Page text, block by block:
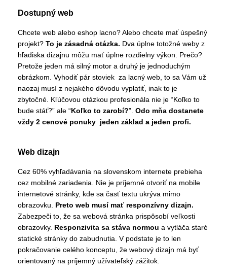
Dostupný web
Chcete web alebo eshop lacno? Alebo chcete mať úspešný
projekt? To je zásadná otázka. Dva úplne totožné weby z
hľadiska dizajnu môžu mať úplne rozdielny výkon. Prečo?
Pretože jeden má silný motor a druhý je jednoduchým
obrázkom. Vyhodiť pár stoviek za lacný web, to sa Vám už
naozaj musí z nejakého dôvodu vyplatiť, inak to je
zbytočné. Kľúčovou otázkou profesionála nie je “Koľko to
bude stáť?” ale “Koľko to zarobí?”. Odo mňa dostanete
vždy 2 cenové ponuky jeden základ a jeden profi.
Web dizajn
Cez 60% vyhľadávania na slovenskom internete prebieha
cez mobilné zariadenia. Nie je príjemné otvoriť na mobile
internetové stránky, kde sa časť textu ukrýva mimo
obrazovku. Preto web musí mať responzívny dizajn.
Zabezpeči to, že sa webová stránka prispôsobí veľkosti
obrazovky. Responzivita sa stáva normou a vytláča staré
statické stránky do zabudnutia. V podstate je to len
pokračovanie celého konceptu, že webový dizajn má byť
orientovaný na príjemný užívateľský zážitok.